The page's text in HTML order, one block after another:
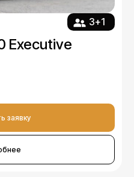
3+1
Executive
заявку